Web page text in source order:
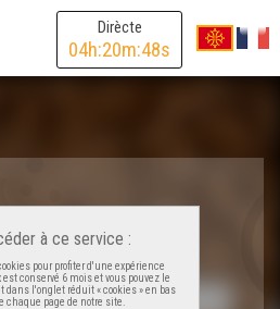
Dirècte
04h:20m:48s
à ce service :
pour profiter d'une expérience
conservé 6 mois et vous pouvez le
dans l'onglet réduit « cookies » en bas
chaque page de notre site.